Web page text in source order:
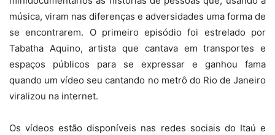
música, viram nas diferenças e adversidades uma forma de
se encontrarem. O primeiro episódio foi estrelado por
Tabatha Aquino, artista que cantava em transportes e
espaços públicos para se expressar e ganhou fama
quando um vídeo seu cantando no metrô do Rio de Janeiro
viralizou na internet.
Os vídeos estão disponíveis nas redes sociais do Itaú e